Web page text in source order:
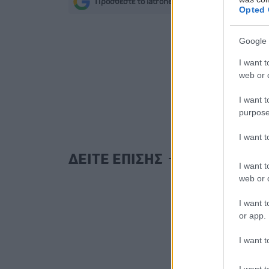
Opted
Google
I want
web or
I want
I want
I want
web or
I want
or app.
I want
Προσθέστε το iatronet.gr στο Discover
ΔΕΙΤΕ ΕΠΙΣΗΣ